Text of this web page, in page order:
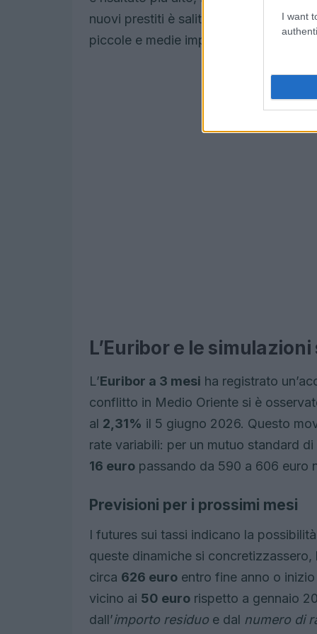
I want
nuovi prestiti è salito intorno al
3,56%
piccole e medie imprese che
L’Euribor e le
L’Euribor a 3 mesi ha registrato
conflitto in Medio Oriente si è
al 2,31% il 5 giugno 2026. Questo
rate variabili: per un mutuo standard
16 euro passando da 590 a 606 euro
Previsioni per i prossimi mesi
I futures sui tassi indicano la
queste dinamiche si
circa 626 euro entro fine anno o
vicino ai 50 euro rispetto a gennaio
dall’importo residuo e dal numero di